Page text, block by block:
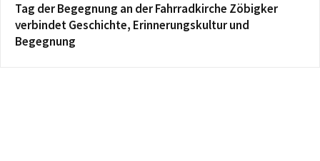
Tag der Begegnung an der Fahrradkirche Zöbigker
verbindet Geschichte, Erinnerungskultur und
Begegnung